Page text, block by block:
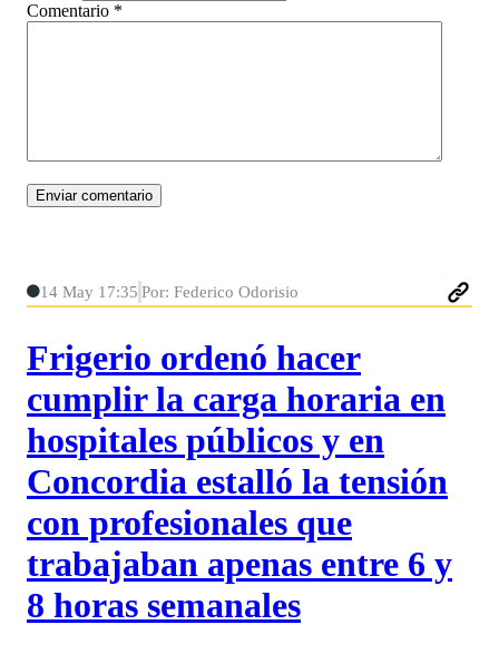
Comentario *
14 May 17:35 Por: Federico Odorisio
Frigerio ordenó hacer
cumplir la carga horaria en
hospitales públicos y en
Concordia estalló la tensión
con profesionales que
trabajaban apenas entre 6 y
8 horas semanales